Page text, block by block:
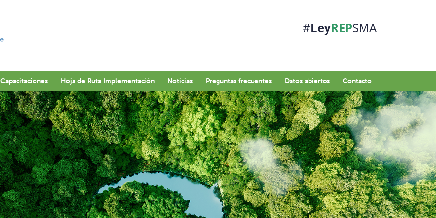
#LeyREPSMA
Capacitaciones Hoja de Ruta Implementación Noticias Preguntas frecuentes Datos abiertos Contacto